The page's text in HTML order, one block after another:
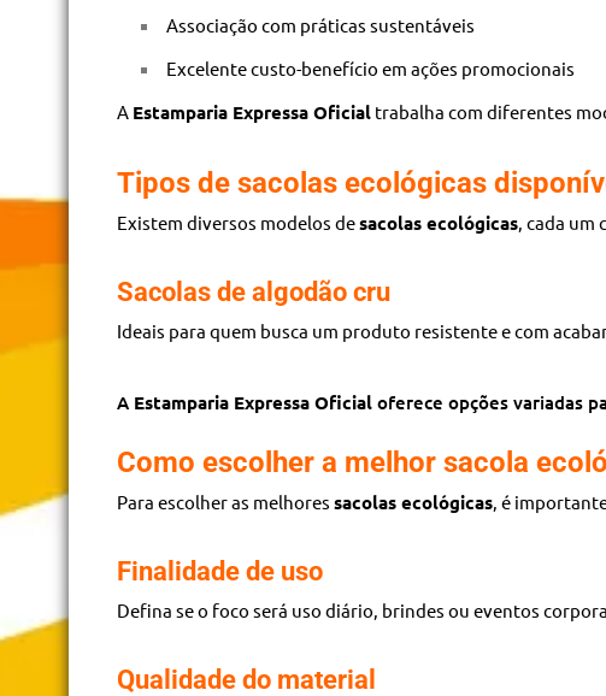
Associação com práticas sustentáveis
Excelente custo-benefício em ações promocionais
A Estamparia Expressa Oficial trabalha com diferentes
Tipos de sacolas ecológicas
Existem diversos modelos desacolas ecológicas, cada um
Sacolas de algodão cru
Ideais para quem busca um produto resistente e com
A Estamparia Expressa Oficial oferece opções variadas
Como escolher a melhor sacola
Para escolher as melhores sacolas ecológicas, é
Finalidade de uso
Defina se o foco será uso diário, brindes ou eventos
Qualidade do material